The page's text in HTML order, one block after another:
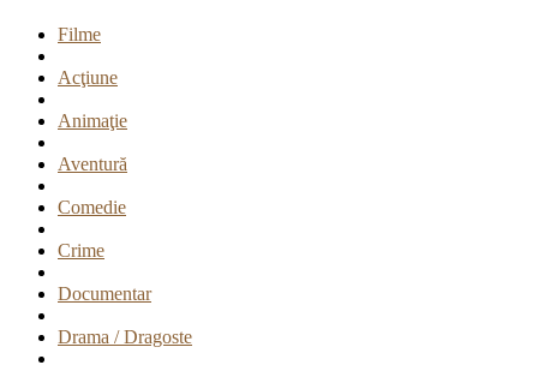
Filme
Acţiune
Animaţie
Aventură
Comedie
Crime
Documentar
Drama / Dragoste